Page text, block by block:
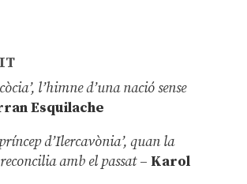
l’himne d’una nació sense
Esquilache
d’Ilercavònia’, quan la
amb el passat– Karol